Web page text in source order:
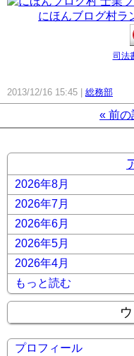
にほんブログ村ラ
司法
2013/12/16 15:45 総務部
« 前の
2026年8月
2026年7月
2026年6月
2026年5月
2026年4月
もっと読む
プロフィール